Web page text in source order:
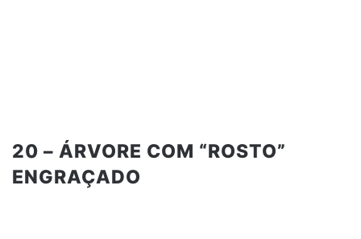
20 – ÁRVORE COM “ROSTO”
ENGRAÇADO